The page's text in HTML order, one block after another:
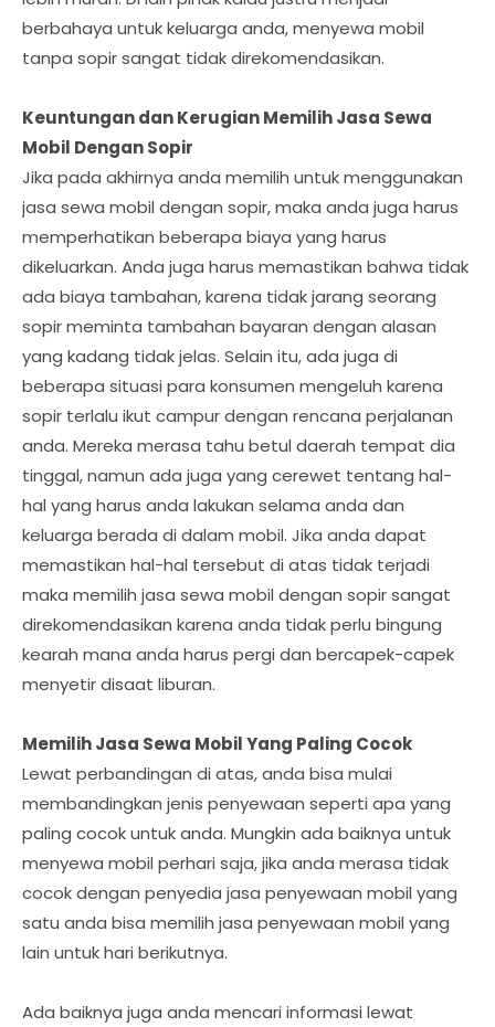
berbahaya untuk keluarga anda, menyewa mobil
tanpa sopir sangat tidak direkomendasikan.
Keuntungan dan Kerugian Memilih Jasa Sewa
Mobil Dengan Sopir
Jika pada akhirnya anda memilih untuk menggunakan
jasa sewa mobil dengan sopir, maka anda juga harus
memperhatikan beberapa biaya yang harus
dikeluarkan. Anda juga harus memastikan bahwa tidak
ada biaya tambahan, karena tidak jarang seorang
sopir meminta tambahan bayaran dengan alasan
yang kadang tidak jelas. Selain itu, ada juga di
beberapa situasi para konsumen mengeluh karena
sopir terlalu ikut campur dengan rencana perjalanan
anda. Mereka merasa tahu betul daerah tempat dia
tinggal, namun ada juga yang cerewet tentang hal-
hal yang harus anda lakukan selama anda dan
keluarga berada di dalam mobil. Jika anda dapat
memastikan hal-hal tersebut di atas tidak terjadi
maka memilih jasa sewa mobil dengan sopir sangat
direkomendasikan karena anda tidak perlu bingung
kearah mana anda harus pergi dan bercapek-capek
menyetir disaat liburan.
Memilih Jasa Sewa Mobil Yang Paling Cocok
Lewat perbandingan di atas, anda bisa mulai
membandingkan jenis penyewaan seperti apa yang
paling cocok untuk anda. Mungkin ada baiknya untuk
menyewa mobil perhari saja, jika anda merasa tidak
cocok dengan penyedia jasa penyewaan mobil yang
satu anda bisa memilih jasa penyewaan mobil yang
lain untuk hari berikutnya.
Ada baiknya juga anda mencari informasi lewat